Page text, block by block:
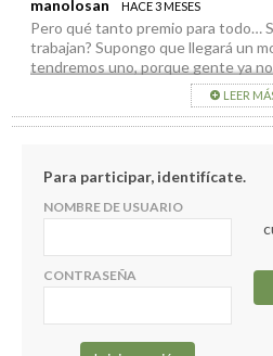
manolosan HACE 3 MESES
Pero qué tanto premio para todo…
trabajan? Supongo que llegará un
tendremos uno, porque gente ya
LEER
Para participar, identifícate.
NOMBRE DE USUARIO
CONTRASEÑA